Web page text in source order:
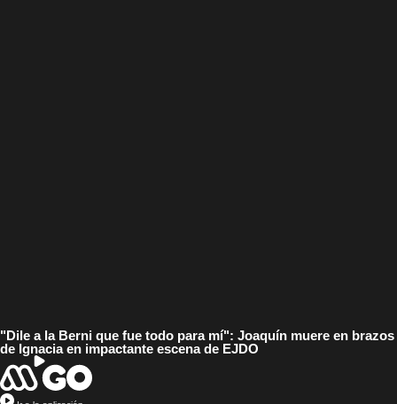
"Dile a la Berni que fue todo para mí": Joaquín muere en brazos
de Ignacia en impactante escena de EJDO